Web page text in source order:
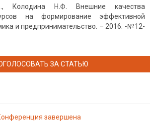
Колодина Н.Ф. Внешние качества
на формирование эффективной
и предпринимательство. – 2016. -№12-
ЗА СТАТЬЮ
завершена